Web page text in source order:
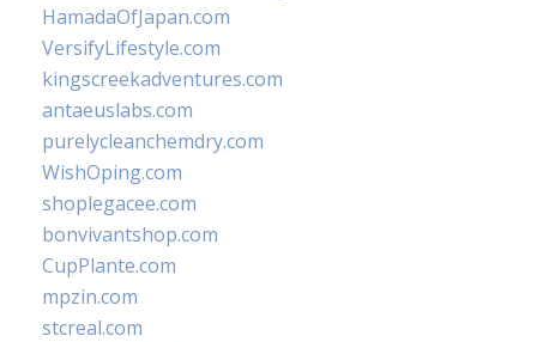
HamadaOfJapan.com
VersifyLifestyle.com
kingscreekadventures.com
antaeuslabs.com
purelycleanchemdry.com
WishOping.com
shoplegacee.com
bonvivantshop.com
CupPlante.com
mpzin.com
stcreal.com